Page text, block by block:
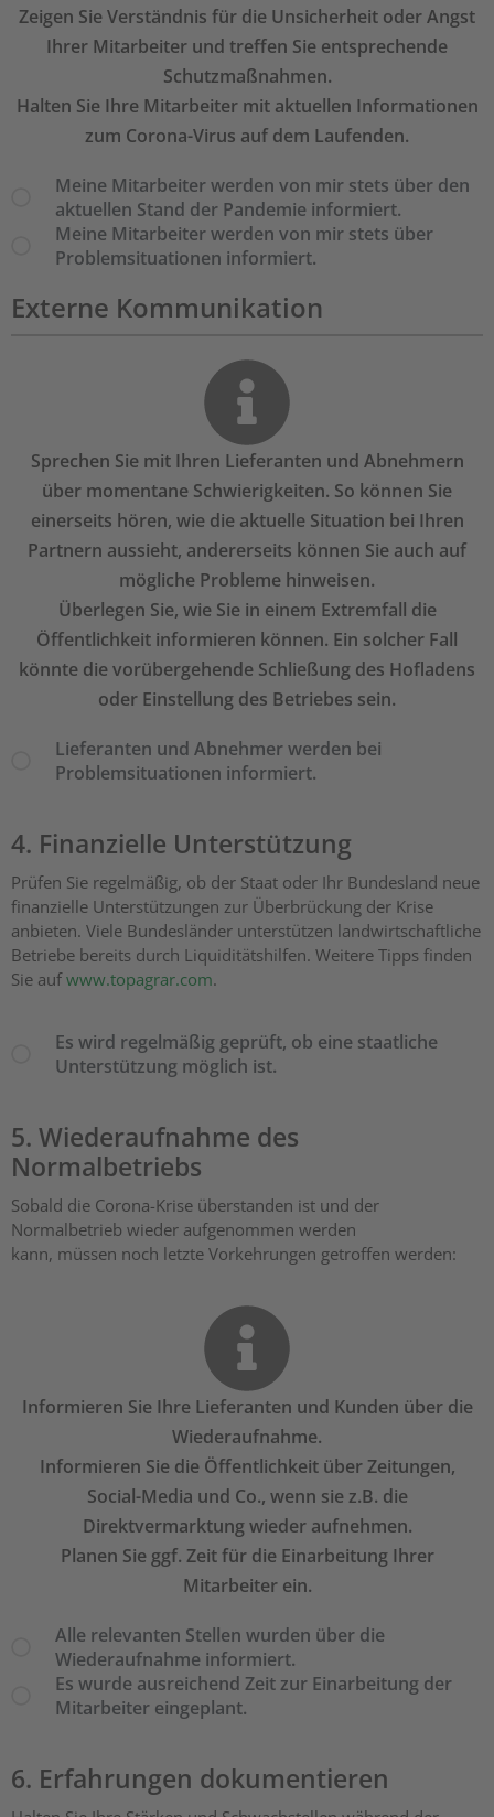
Zeigen Sie Verständnis für die Unsicherheit oder Angst
Ihrer Mitarbeiter und treffen Sie entsprechende
Schutzmaßnahmen.
Halten Sie Ihre Mitarbeiter mit aktuellen Informationen
zum Corona-Virus auf dem Laufenden.
Meine Mitarbeiter werden von mir stets über den
aktuellen Stand der Pandemie informiert.
Meine Mitarbeiter werden von mir stets über
Problemsituationen informiert.
Externe Kommunikation
Sprechen Sie mit Ihren Lieferanten und Abnehmern
über momentane Schwierigkeiten. So können Sie
einerseits hören, wie die aktuelle Situation bei Ihren
Partnern aussieht, andererseits können Sie auch auf
mögliche Probleme hinweisen.
Überlegen Sie, wie Sie in einem Extremfall die
Öffentlichkeit informieren können. Ein solcher Fall
könnte die vorübergehende Schließung des Hofladens
oder Einstellung des Betriebes sein.
Lieferanten und Abnehmer werden bei
Problemsituationen informiert.
4. Finanzielle Unterstützung
Prüfen Sie regelmäßig, ob der Staat oder Ihr Bundesland neue
finanzielle Unterstützungen zur Überbrückung der Krise
anbieten. Viele Bundesländer unterstützen landwirtschaftliche
Betriebe bereits durch Liquiditätshilfen. Weitere Tipps finden
Sie aufwww.topagrar.com.
Es wird regelmäßig geprüft, ob eine staatliche
Unterstützung möglich ist.
5. Wiederaufnahme des
Normalbetriebs
Sobald die Corona-Krise überstanden ist und der
Normalbetrieb wieder aufgenommen werden
kann, müssen noch letzte Vorkehrungen getroffen werden:
Informieren Sie Ihre Lieferanten und Kunden über die
Wiederaufnahme.
Informieren Sie die Öffentlichkeit über Zeitungen,
Social-Media und Co., wenn sie z.B. die
Direktvermarktung wieder aufnehmen.
Planen Sie ggf. Zeit für die Einarbeitung Ihrer
Mitarbeiter ein.
Alle relevanten Stellen wurden über die
Wiederaufnahme informiert.
Es wurde ausreichend Zeit zur Einarbeitung der
Mitarbeiter eingeplant.
6. Erfahrungen dokumentieren